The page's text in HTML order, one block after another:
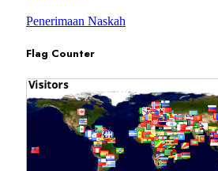
Penerimaan Naskah
Flag Counter